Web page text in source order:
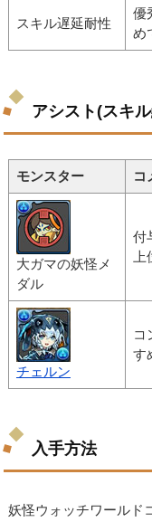
スキル遅延耐性
優
め
アシスト(スキ
モンスター コ
大ガマの妖怪メ
ダル
付
チェルン
コ
す
入手方法
妖怪ウォッチワールド